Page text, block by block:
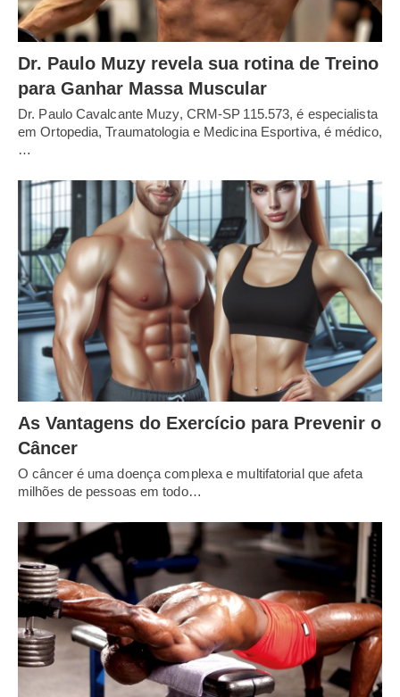
Dr. Paulo Muzy revela sua rotina de Treino
para Ganhar Massa Muscular
Dr. Paulo Cavalcante Muzy, CRM‑SP 115.573, é especialista
em Ortopedia, Traumatologia e Medicina Esportiva, é médico,
…
As Vantagens do Exercício para Prevenir o
Câncer
O câncer é uma doença complexa e multifatorial que afeta
milhões de pessoas em todo…